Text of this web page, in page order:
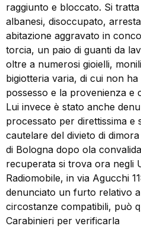
raggiunto e bloccato. Si
albanesi, disoccupato,
abitazione aggravato in
torcia, un paio di guanti da
oltre a numerosi gioielli,
bigiotteria varia, di cui non
possesso e la provenienza e
Lui invece è stato anche
processato per direttissima e
cautelare del divieto di
di Bologna dopo ola
recuperata si trova ora negli
Radiomobile, in via Agucchi
denunciato un furto relativo
circostanze compatibili, può
Carabinieri per verificarla